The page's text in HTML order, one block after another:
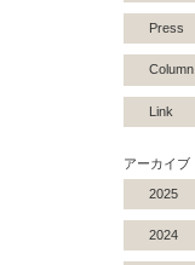
Press
Column
Link
アーカイブ
2025
2024